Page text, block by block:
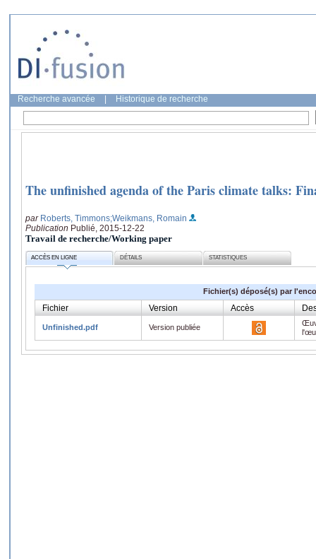
Recherche avancée Historique de recherche
The unfinished agenda of the Paris climate talks:
par Roberts, Timmons;Weikmans, Romain
Publication Publié, 2015-12-22
Travail de recherche/Working paper
ACCÈS EN LIGNE DÉTAILS STATISTIQUES
Fichier(s) déposé(s) par
Fichier Version Accès
Unfinished.pdf Version publiée